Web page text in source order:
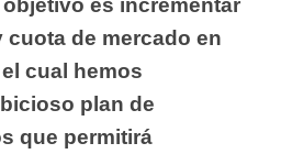
es incrementar
de mercado en
cual hemos
plan de
que permitirá